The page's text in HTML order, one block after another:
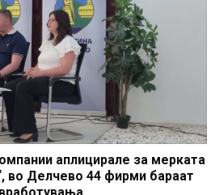
аплицирале за мерката
во Делчево 44 фирми бараат